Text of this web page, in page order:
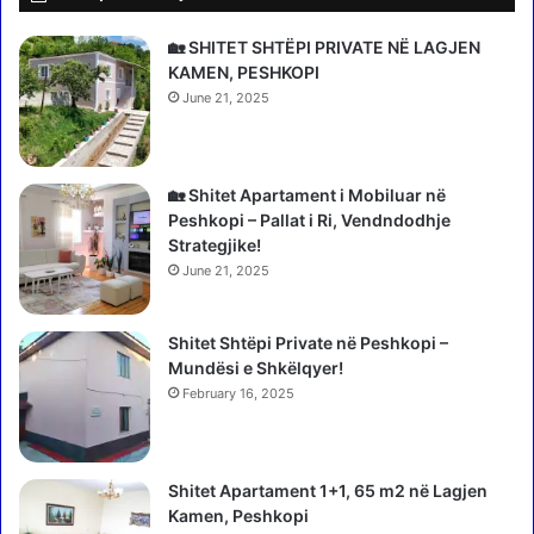
T
h
e
D
e
v
l
W
a
r
s
P
r
a
d
a
”
n
d
ë
,
n
d
a
e
t
n
a
j
e
a
k
🏡 SHITET SHTËPI PRIVATE NË LAGJEN
KAMEN, PESHKOPI
June 21, 2025
🏡 Shitet Apartament i Mobiluar në
Peshkopi – Pallat i Ri, Vendndodhje
Strategjike!
June 21, 2025
Shitet Shtëpi Private në Peshkopi –
Mundësi e Shkëlqyer!
February 16, 2025
Shitet Apartament 1+1, 65 m2 në Lagjen
Kamen, Peshkopi